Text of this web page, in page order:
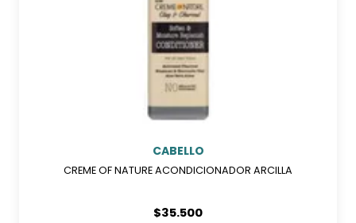
CABELLO
CREME OF NATURE ACONDICIONADOR ARCILLA
$35.500